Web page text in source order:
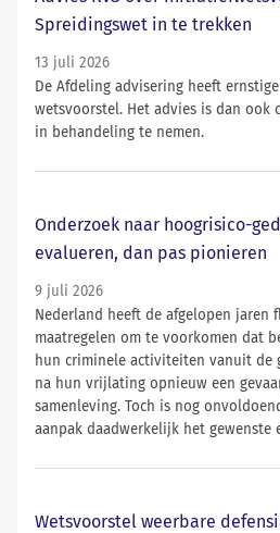
Spreidingswet in te trekken
13 juli 2026
De Afdeling advisering heeft
wetsvoorstel. Het advies is dan ook
in behandeling te nemen.
Onderzoek naar hoogrisico-
evalueren, dan pas pionieren
9 juli 2026
Nederland heeft de afgelopen jaren
maatregelen om te voorkomen dat
hun criminele activiteiten vanuit de
na hun vrijlating opnieuw een
samenleving. Toch is nog
aanpak daadwerkelijk het gewenste
Wetsvoorstel weerbare